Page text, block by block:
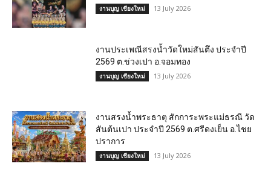
งานบุญ เชียงใหม่ 13 July 2026
งานประเพณีสรงน้ำวัดใหม่สันตึง ประจำปี
2569 ต.ข่วงเปา อ.จอมทอง
งานบุญ เชียงใหม่ 13 July 2026
งานสรงน้ำพระธาตุ สักการะพระแม่ธรณี วัด
สันต้นเปา ประจำปี 2569 ต.ศรีดงเย็น อ.ไชย
ปราการ
งานบุญ เชียงใหม่ 13 July 2026